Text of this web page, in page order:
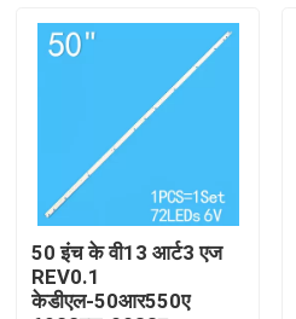
एक उद्धरण का अनुरोध करें
एलईडी टीवी बैकलाइट
50 इंच के वी13 आर्ट3 एज
REV0.1
केडीएल-50आर550ए